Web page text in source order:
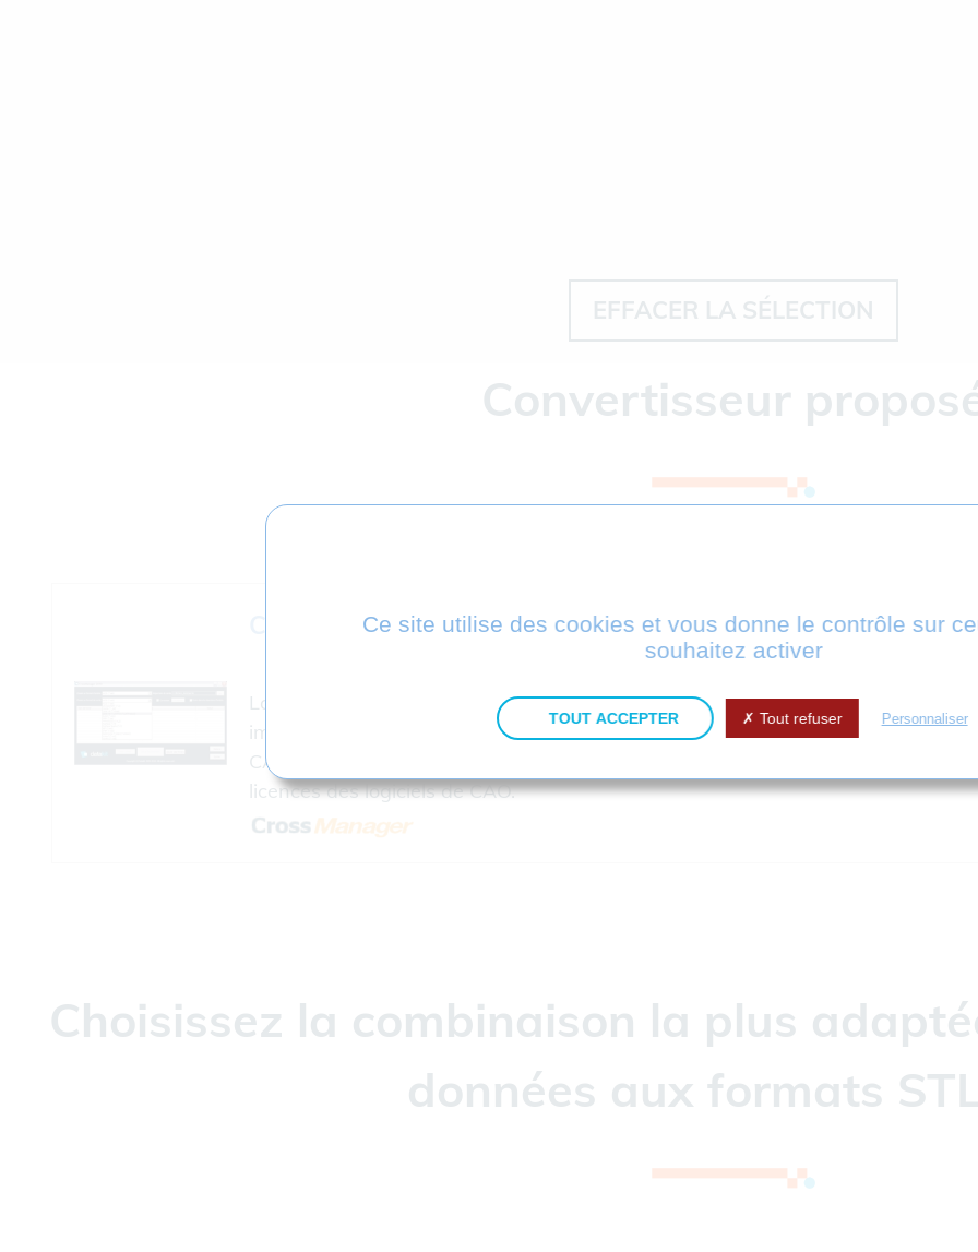
EFFACER LA SÉLECTION
Convertisseur
Manager
Logiciel 'Stand Alone' qui
importe et exporte des formats
CAO sans nécessiter de
licences des logiciels de CAO.
Choisissez la combinaison la plus
données aux formats
Ce site utilise des cookies et vous donne le contrôle sur
souhaitez activer
TOUT ACCEPTER Tout refuser Personnaliser